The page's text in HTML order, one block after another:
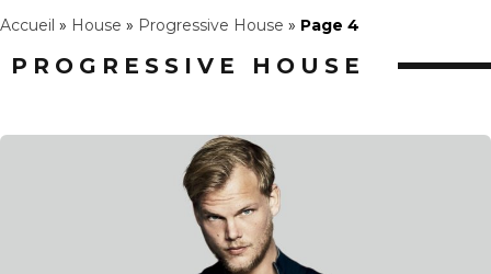
Accueil » House » Progressive House » Page 4
PROGRESSIVE HOUSE